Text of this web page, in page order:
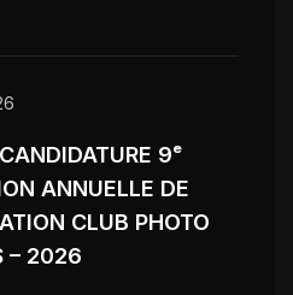
9ᵉ
ANNUELLE DE
CLUB PHOTO
– 2026